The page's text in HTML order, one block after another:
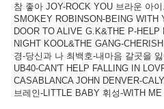
참 좋아 JOY-ROCK YOU 브라운 아
SMOKEY ROBINSON-BEING WITH
DOOR TO ALIVE G.K&THE P-
NIGHT KOOL&THE GANG-
경-당신과 나 최백호-내마음 갈곳을
UB40-CAN'T HELP FALLING IN
CASABLANCA JOHN DENVER-
브레인-LITTLE BABY 휘성-WITH ME